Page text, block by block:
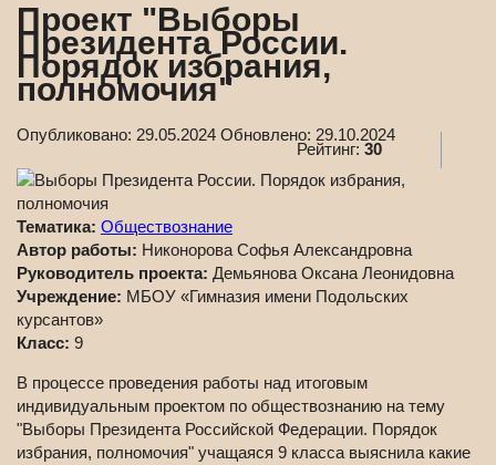
Проект "Выборы
Президента России.
Порядок избрания,
полномочия"
Опубликовано: 29.05.2024 Обновлено: 29.10.2024
Рейтинг: 30
Тематика: Обществознание
Автор работы: Никонорова Софья Александровна
Руководитель проекта: Демьянова Оксана Леонидовна
Учреждение: МБОУ «Гимназия имени Подольских
курсантов»
Класс: 9
В процессе проведения работы над итоговым
индивидуальным проектом по обществознанию на тему
"Выборы Президента Российской Федерации. Порядок
избрания, полномочия" учащаяся 9 класса выяснила какие